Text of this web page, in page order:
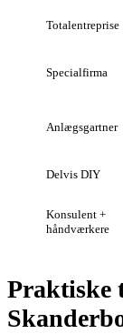
Totalentreprise
Specialfirma
Anlægsgartner
Delvis DIY
Konsulent +
håndværkere
Praktiske